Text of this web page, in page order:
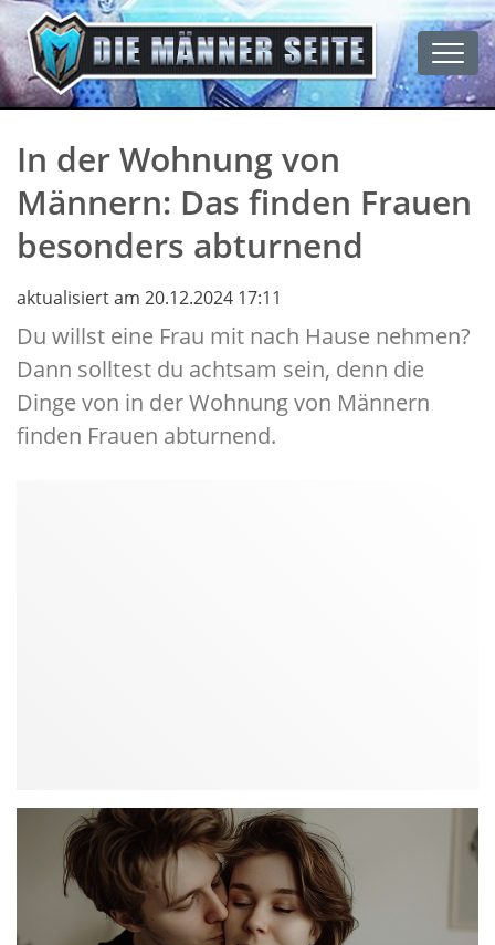
In der Wohnung von
Männern: Das finden Frauen
besonders abturnend
aktualisiert am 20.12.2024 17:11
Du willst eine Frau mit nach Hause nehmen?
Dann solltest du achtsam sein, denn die
Dinge von in der Wohnung von Männern
finden Frauen abturnend.